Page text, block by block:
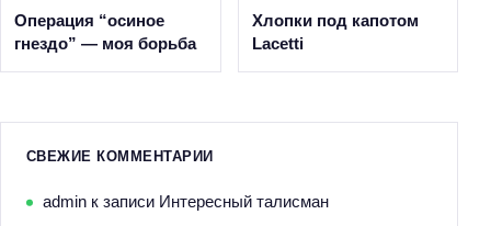
Операция “осиное
гнездо” — моя борьба
Хлопки под капотом
Lacetti
СВЕЖИЕ КОММЕНТАРИИ
adminк записи Интересный талисман